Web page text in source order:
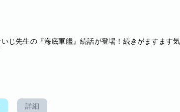
じ先生の『海底軍艦』続話が登場！続きがますます
詳細